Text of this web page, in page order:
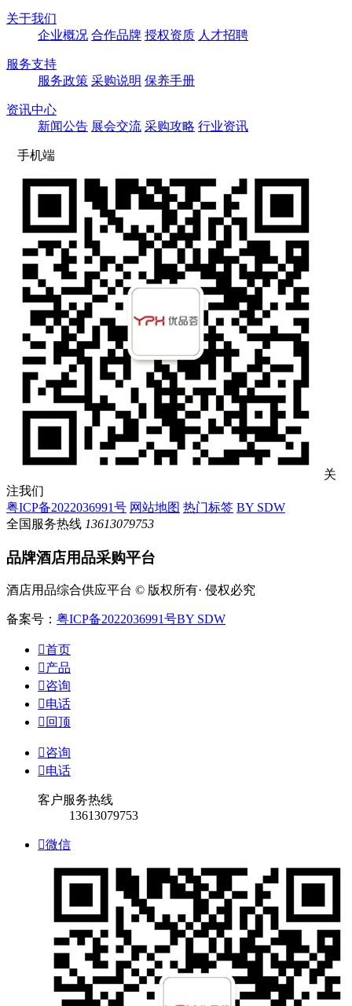
关于我们
企业概况 合作品牌 授权资质 人才招聘
服务支持
服务政策 采购说明 保养手册
资讯中心
新闻公告 展会交流 采购攻略 行业资讯
手机端
关
注我们
粤ICP备2022036991号 网站地图 热门标签 BY SDW
全国服务热线 13613079753
品牌酒店用品采购平台
酒店用品综合供应平台 © 版权所有· 侵权必究
备案号： 粤ICP备2022036991号BY SDW
首页
产品
咨询
电话
 回顶
咨询
电话
客户服务热线
13613079753
微信